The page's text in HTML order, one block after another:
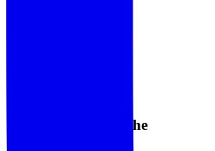
Informazioni Pratiche